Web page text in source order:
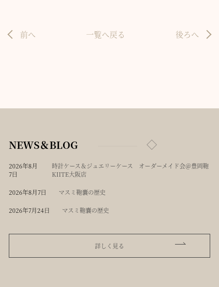
前へ 一覧へ戻る 後ろへ
NEWS＆BLOG
2026年8月
7日
時計ケース＆ジュエリーケース オーダーメイド会＠豊岡鞄
KIITE大阪店
2026年8月7日 マスミ鞄嚢の歴史
2026年7月24日 マスミ鞄嚢の歴史
詳しく見る